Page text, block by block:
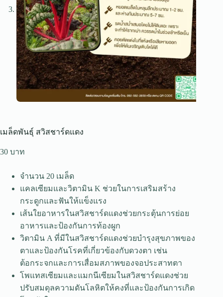
เมล็ดพันธุ์ สวิสชาร์ดแดง
30
จำนวน 20 เมล็ด
แคลเซียมและวิตามิน K ช่วยในการเสริมสร้าง
กระดูกและฟันให้แข็งแรง
เส้นใยอาหารในสวิสชาร์ดแดงช่วยกระตุ้นการย่อย
อาหารและป้องกันการท้องผูก
วิตามิน A ที่มีในสวิสชาร์ดแดงช่วยบำรุงสุขภาพของ
ตาและป้องกันโรคที่เกี่ยวข้องกับดวงตา เช่น
ต้อกระจกและการเสื่อมสภาพของจอประสาทตา
โพแทสเซียมและแมกนีเซียมในสวิสชาร์ดแดงช่วย
ปรับสมดุลความดันโลหิตให้คงที่และป้องกันการเกิด